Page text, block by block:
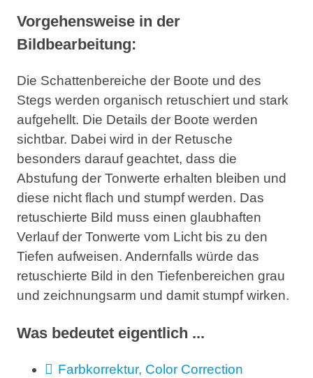
Vorgehensweise in der
Bildbearbeitung:
Die Schattenbereiche der Boote und des
Stegs werden organisch retuschiert und stark
aufgehellt. Die Details der Boote werden
sichtbar. Dabei wird in der Retusche
besonders darauf geachtet, dass die
Abstufung der Tonwerte erhalten bleiben und
diese nicht flach und stumpf werden. Das
retuschierte Bild muss einen glaubhaften
Verlauf der Tonwerte vom Licht bis zu den
Tiefen aufweisen. Andernfalls würde das
retuschierte Bild in den Tiefenbereichen grau
und zeichnungsarm und damit stumpf wirken.
Was bedeutet eigentlich ...
Farbkorrektur, Color Correction